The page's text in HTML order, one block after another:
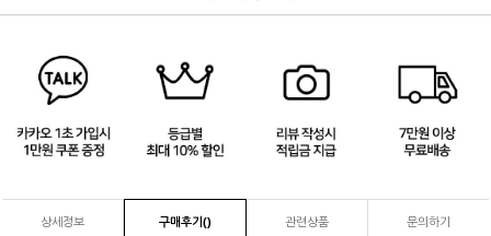
상세정보 구매후기() 관련상품 문의하기